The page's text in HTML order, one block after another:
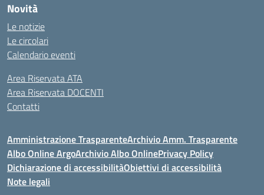
Novità
Le notizie
Le circolari
Calendario eventi
Area Riservata ATA
Area Riservata DOCENTI
Contatti
Amministrazione TrasparenteArchivio Amm. Trasparente
Albo Online ArgoArchivio Albo OnlinePrivacy Policy
Dichiarazione di accessibilitàObiettivi di accessibilità
Note legali